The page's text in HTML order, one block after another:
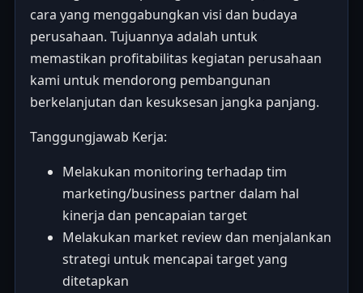
cara yang menggabungkan visi dan budaya
perusahaan. Tujuannya adalah untuk
memastikan profitabilitas kegiatan perusahaan
kami untuk mendorong pembangunan
berkelanjutan dan kesuksesan jangka panjang.
Tanggungjawab Kerja:
Melakukan monitoring terhadap tim
marketing/business partner dalam hal
kinerja dan pencapaian target
Melakukan market review dan menjalankan
strategi untuk mencapai target yang
ditetapkan